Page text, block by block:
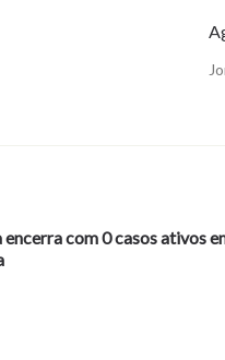
com 0 casos ativos